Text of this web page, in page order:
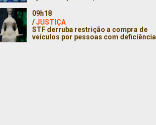
09h18
/JUSTIÇA
STF derruba restrição a compra de
veículos por pessoas com deficiência